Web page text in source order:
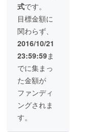
式です。
目標金額に
関わらず、
2016/10/21
23:59:59ま
でに集まっ
た金額が
ファンディ
ングされま
す。